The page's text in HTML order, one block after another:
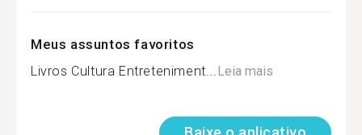
Meus assuntos favoritos
Livros Cultura Entreteniment...Leia mais